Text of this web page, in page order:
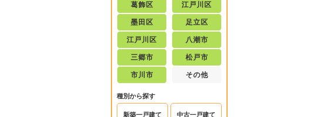
葛飾区 江戸川区
墨田区 足立区
江戸川区 八潮市
三郷市 松戸市
市川市 その他
種別から探す
新築一戸建て 中古一戸建て